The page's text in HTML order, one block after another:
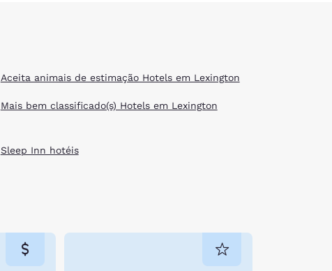
Aceita animais de estimação Hotels em Lexington
Mais bem classificado(s) Hotels em Lexington
Sleep Inn hotéis